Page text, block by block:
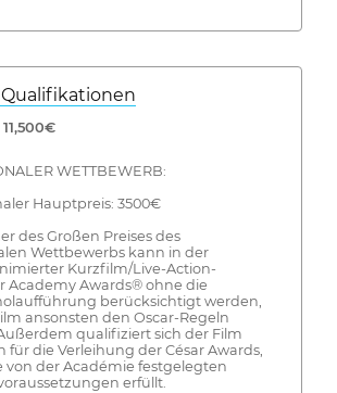
WETTBEWERB:
Hauptpreis: 3500€
des Großen Preises des
Wettbewerbs kann in der
Kurzfilm/Live-Action-
Academy Awards® ohne die
berücksichtigt werden,
ansonsten den Oscar-Regeln
qualifiziert sich der Film
für die Verleihung der César Awards,
von der Académie festgelegten
erfüllt.